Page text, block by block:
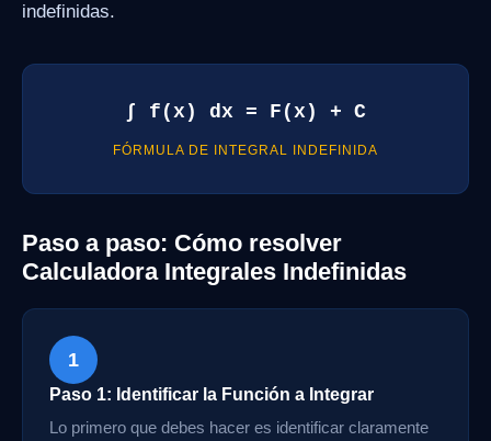
indefinidas.
∫ f(x) dx = F(x) + C
FÓRMULA DE INTEGRAL INDEFINIDA
Paso a paso: Cómo resolver
Calculadora Integrales Indefinidas
1
Paso 1: Identificar la Función a Integrar
Lo primero que debes hacer es identificar claramente